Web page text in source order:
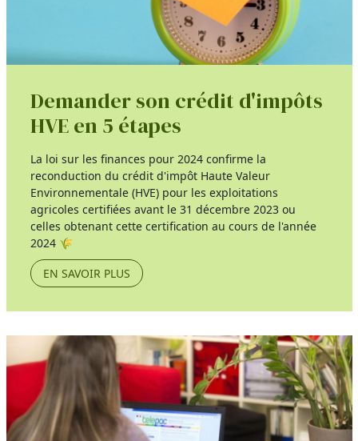
Demander son crédit d'impôts
HVE en 5 étapes
La loi sur les finances pour 2024 confirme la
reconduction du crédit d'impôt Haute Valeur
Environnementale (HVE) pour les exploitations
agricoles certifiées avant le 31 décembre 2023 ou
celles obtenant cette certification au cours de l'année
2024 🌾
EN SAVOIR PLUS